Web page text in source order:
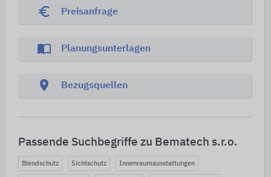
euro_symbol Preisanfrage
import_contacts Planungsunterlagen
location_on Bezugsquellen
Passende Suchbegriffe zu Bematech s.r.o.
Blendschutz Sichtschutz Innenraumausstattungen